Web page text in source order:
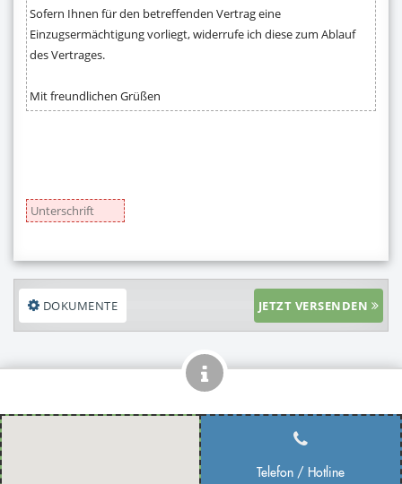
DOKUMENTE JETZT VERSENDEN
Telefon / Hotline